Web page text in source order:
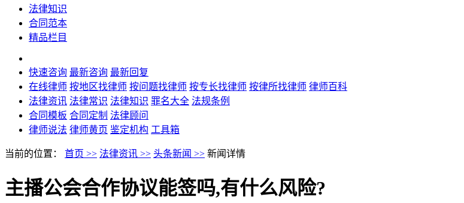
法律知识
合同范本
精品栏目
快速咨询 最新咨询 最新回复
在线律师 按地区找律师 按问题找律师 按专长找律师 按律所找律师 律师百科
法律资讯 法律常识 法律知识 罪名大全 法规条例
合同模板 合同定制 法律顾问
律师说法 律师黄页 鉴定机构 工具箱
当前的位置： 首页 >> 法律资讯 >> 头条新闻 >> 新闻详情
主播公会合作协议能签吗,有什么风险?